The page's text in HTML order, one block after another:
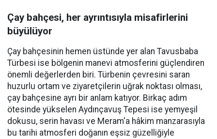
Çay bahçesi, her ayrıntısıyla misafirlerini
büyülüyor
Çay bahçesinin hemen üstünde yer alan Tavusbaba
Türbesi ise bölgenin manevi atmosferini güçlendiren
önemli değerlerden biri. Türbenin çevresini saran
huzurlu ortam ve ziyaretçilerin uğrak noktası olması,
çay bahçesine ayrı bir anlam katıyor. Birkaç adım
ötesinde yükselen Aydınçavuş Tepesi ise yemyeşil
dokusu, serin havası ve Meram'a hâkim manzarasıyla
bu tarihi atmosferi doğanın eşsiz güzelliğiyle